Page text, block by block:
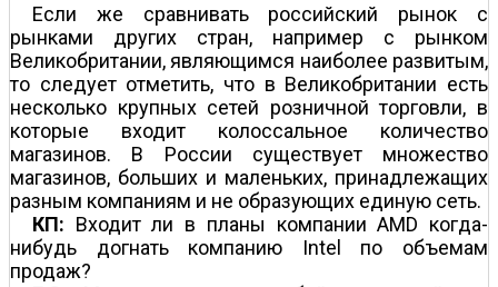
Если же сравнивать российский рынок с
рынками других стран, например с рынком
Великобритании, являющимся наиболее развитым,
то следует отметить, что в Великобритании есть
несколько крупных сетей розничной торговли, в
которые входит колоссальное количество
магазинов. В России существует множество
магазинов, больших и маленьких, принадлежащих
разным компаниям и не образующих единую сеть.
КП: Входит ли в планы компании AMD когда-
нибудь догнать компанию Intel по объемам
продаж?